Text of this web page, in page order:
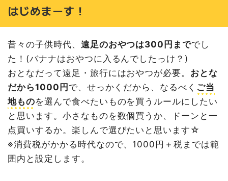
はじめまーす！
昔々の子供時代、 遠足のおやつは300円まででし
た！(バナナはおやつに入るんでしたっけ？)
おとなだって遠足・旅行にはおやつが必要。 おとな
だから1000円で、せっかくだから、なるべく ご当
地ものを選んで食べたいものを買うルールにしたい
と思います。小さなものを数個買うか、ドーンと一
点買いするか。楽しんで選びたいと思います☆
※消費税がかかる時代なので、1000円＋税までは範
囲内と設定します。